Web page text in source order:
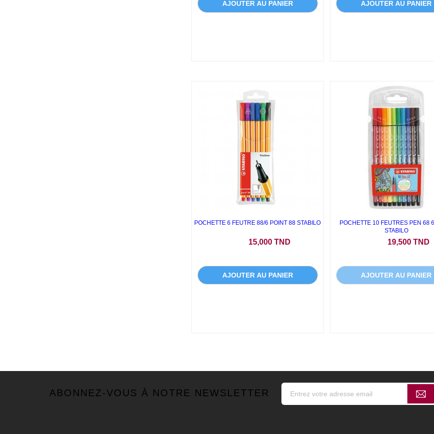
AJOUTER AU PANIER AJOUTER AU PANIER
POCHETTE 6 FEUTRE 88/6 POINT 88 STABILO
15,000 TND
AJOUTER AU PANIER
POCHETTE 10 FEUTRES PEN 68
STABILO
19,500 TND
AJOUTER AU PANIER
ABONNEZ-VOUS À NOTRE NEWSLETTER